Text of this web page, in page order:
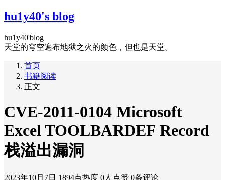
hu1y40's blog
hu1y40'blog
天堂的穹空遍布地狱之火的颜色，但也是天堂。
首页
书籍阅读
正文
CVE-2011-0104 Microsoft
Excel TOOLBARDEF Record
栈溢出漏洞
2023年10月7日 1894点热度 0人点赞 0条评论